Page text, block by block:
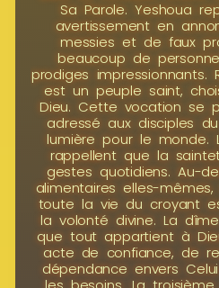
Sa Parole. Yeshoua
avertissement en
messies et de faux
beaucoup de
prodiges impressionnants.
est un peuple saint,
Dieu. Cette vocation se
adressé aux disciples
lumière pour le monde.
rappellent que la
gestes quotidiens. Au-
alimentaires elles-
toute la vie du croyant
la volonté divine. La
que tout appartient à
acte de confiance, de
dépendance envers